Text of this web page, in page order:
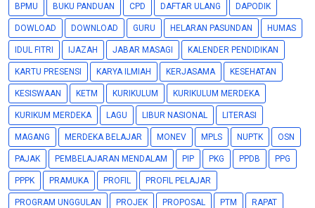
BPMU BUKU PANDUAN CPD DAFTAR ULANG DAPODIK
DOWLOAD DOWNLOAD GURU HELARAN PASUNDAN HUMAS
IDUL FITRI IJAZAH JABAR MASAGI KALENDER PENDIDIKAN
KARTU PRESENSI KARYA ILMIAH KERJASAMA KESEHATAN
KESISWAAN KETM KURIKULUM KURIKULUM MERDEKA
KURIKUM MERDEKA LAGU LIBUR NASIONAL LITERASI
MAGANG MERDEKA BELAJAR MONEV MPLS NUPTK OSN
PAJAK PEMBELAJARAN MENDALAM PIP PKG PPDB PPG
PPPK PRAMUKA PROFIL PROFIL PELAJAR
PROGRAM UNGGULAN PROJEK PROPOSAL PTM RAPAT